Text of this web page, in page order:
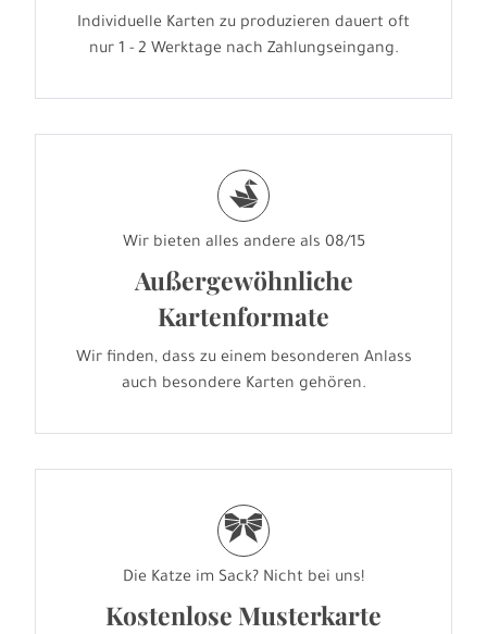
Individuelle Karten zu produzieren dauert oft
nur 1 - 2 Werktage nach Zahlungseingang.
s
Wir bieten alles andere als 08/15
Außergewöhnliche
Kartenformate
Wir finden, dass zu einem besonderen Anlass
auch besondere Karten gehören.
r
Die Katze im Sack? Nicht bei uns!
Kostenlose Musterkarte